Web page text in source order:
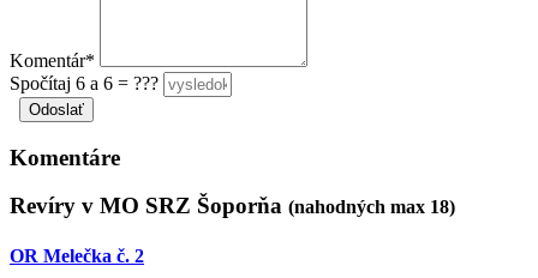
Komentár*
Spočítaj 6 a 6 = ???
Komentáre
Revíry v MO SRZ Šoporňa (nahodných max 18)
OR Melečka č. 2